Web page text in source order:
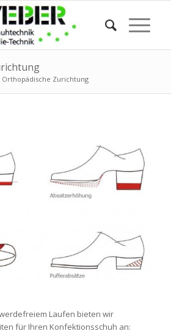
Orthopädische Zurichtung
Laufen bieten wir
für Ihren Konfektionsschuh an: